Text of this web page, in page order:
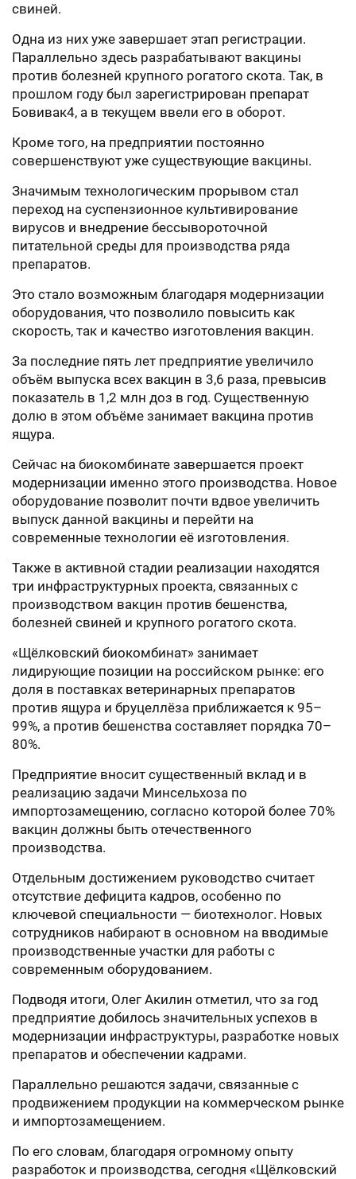
свиней.
Одна из них уже завершает этап регистрации.
Параллельно здесь разрабатывают вакцины
против болезней крупного рогатого скота. Так, в
прошлом году был зарегистрирован препарат
Бовивак4, а в текущем ввели его в оборот.
Кроме того, на предприятии постоянно
совершенствуют уже существующие вакцины.
Значимым технологическим прорывом стал
переход на суспензионное культивирование
вирусов и внедрение бессывороточной
питательной среды для производства ряда
препаратов.
Это стало возможным благодаря модернизации
оборудования, что позволило повысить как
скорость, так и качество изготовления вакцин.
За последние пять лет предприятие увеличило
объём выпуска всех вакцин в 3,6 раза, превысив
показатель в 1,2 млн доз в год. Существенную
долю в этом объёме занимает вакцина против
ящура.
Сейчас на биокомбинате завершается проект
модернизации именно этого производства. Новое
оборудование позволит почти вдвое увеличить
выпуск данной вакцины и перейти на
современные технологии её изготовления.
Также в активной стадии реализации находятся
три инфраструктурных проекта, связанных с
производством вакцин против бешенства,
болезней свиней и крупного рогатого скота.
«Щёлковский биокомбинат» занимает
лидирующие позиции на российском рынке: его
доля в поставках ветеринарных препаратов
против ящура и бруцеллёза приближается к 95–
99%, а против бешенства составляет порядка 70–
80%.
Предприятие вносит существенный вклад и в
реализацию задачи Минсельхоза по
импортозамещению, согласно которой более 70%
вакцин должны быть отечественного
производства.
Отдельным достижением руководство считает
отсутствие дефицита кадров, особенно по
ключевой специальности — биотехнолог. Новых
сотрудников набирают в основном на вводимые
производственные участки для работы с
современным оборудованием.
Подводя итоги, Олег Акилин отметил, что за год
предприятие добилось значительных успехов в
модернизации инфраструктуры, разработке новых
препаратов и обеспечении кадрами.
Параллельно решаются задачи, связанные с
продвижением продукции на коммерческом рынке
и импортозамещением.
По его словам, благодаря огромному опыту
разработок и производства, сегодня «Щёлковский